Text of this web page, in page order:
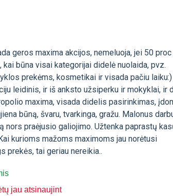
geros maxima akcijos, nemeluoja, jei 50 proc
kai būna visai kategorijai didelė nuolaida, pvz.
prekėms, kosmetikai ir visada pačiu laiku:)
leidinis, ir iš anksto užsiperku ir mokyklai, ir
maxima, visada didelis pasirinkimas,
būną, švaru, tvarkinga, gražu. Malonus
nors praėjusio galiojimo. Užtenka paprastų
kurioms mažoms maximoms jau norėtusi
prekės, tai geriau nereikia..
jau atsinaujint